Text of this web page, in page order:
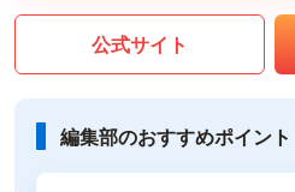
公式サイト
編集部のおすすめポイント